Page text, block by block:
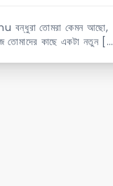
তোমরা কেমন আছো,
কাছে একটা নতুন […]